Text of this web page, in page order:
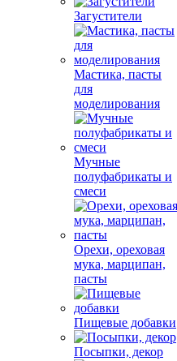
Загустители
Мастика, пасты
для
моделирования
Мучные
полуфабрикаты и
смеси
Орехи, ореховая
мука, марципан,
пасты
Пищевые добавки
Посыпки, декор